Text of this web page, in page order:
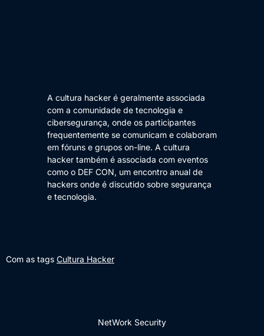
A cultura hacker é geralmente associada
com a comunidade de tecnologia e
cibersegurança, onde os participantes
frequentemente se comunicam e colaboram
em fóruns e grupos on-line. A cultura
hacker também é associada com eventos
como o DEF CON, um encontro anual de
hackers onde é discutido sobre segurança
e tecnologia.
Com as tags Cultura Hacker
NetWork Security